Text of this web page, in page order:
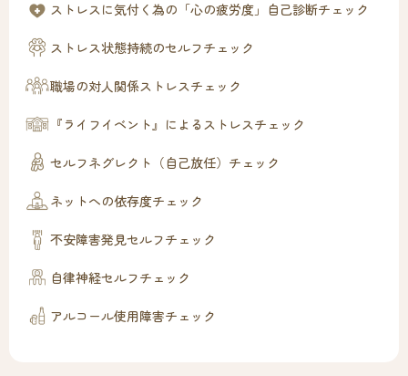
ストレスに気付く為の「心の疲労度」自己診断チェック
ストレス状態持続のセルフチェック
職場の対人関係ストレスチェック
『ライフイベント』によるストレスチェック
セルフネグレクト（自己放任）チェック
ネットへの依存度チェック
不安障害発見セルフチェック
自律神経セルフチェック
アルコール使用障害チェック